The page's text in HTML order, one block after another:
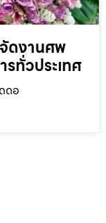
ดงานศพ
ทั่วประเทศ
ดอ